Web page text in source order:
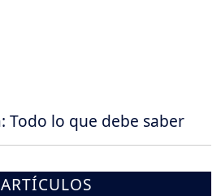
Todo lo que debe saber